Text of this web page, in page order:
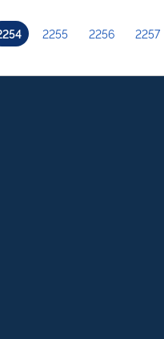
2255 2256 2257